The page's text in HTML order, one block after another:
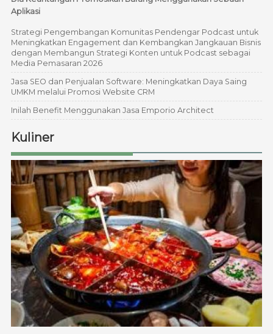
Aplikasi
Strategi Pengembangan Komunitas Pendengar Podcast untuk
Meningkatkan Engagement dan Kembangkan Jangkauan Bisnis
dengan Membangun Strategi Konten untuk Podcast sebagai
Media Pemasaran 2026
Jasa SEO dan Penjualan Software: Meningkatkan Daya Saing
UMKM melalui Promosi Website CRM
Inilah Benefit Menggunakan Jasa Emporio Architect
Kuliner